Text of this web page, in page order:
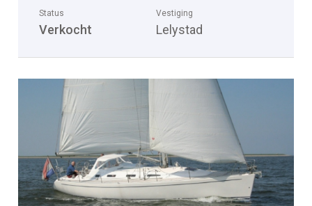
Status
Verkocht
Vestiging
Lelystad